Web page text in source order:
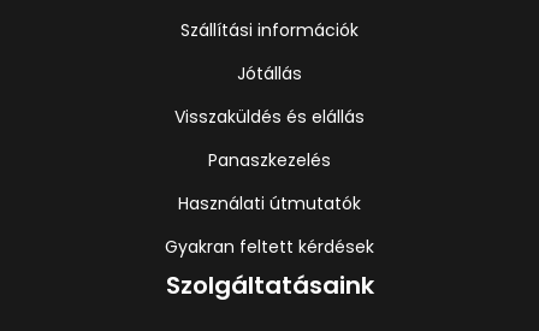
Szállítási információk
Jótállás
Visszaküldés és elállás
Panaszkezelés
Használati útmutatók
Gyakran feltett kérdések
Szolgáltatásaink